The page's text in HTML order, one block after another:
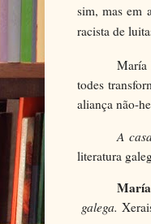
sim, mas em
racista de
María
todes
aliança não-
A
literatura
galega.